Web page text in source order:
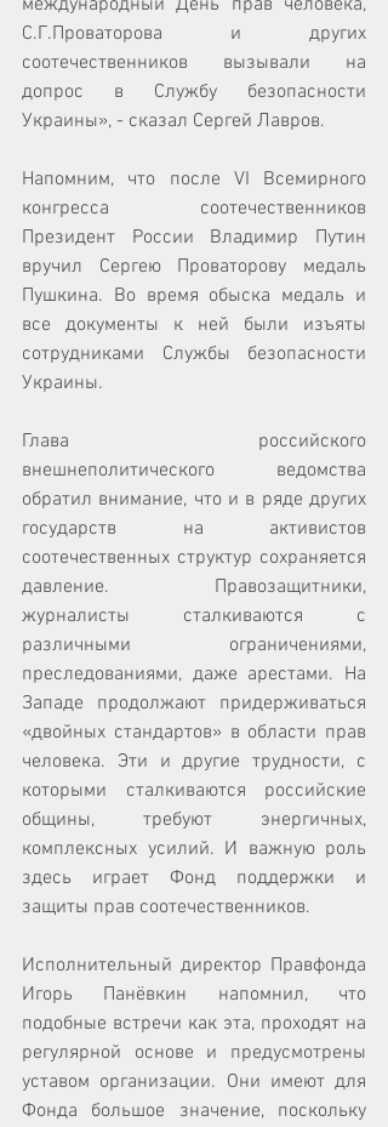
международный День прав человека,
С.Г.Проваторова и других
соотечественников вызывали на
допрос в Службу безопасности
Украины», - сказал Сергей Лавров.
Напомним, что после VI Всемирного
конгресса соотечественников
Президент России Владимир Путин
вручил Сергею Проваторову медаль
Пушкина. Во время обыска медаль и
все документы к ней были изъяты
сотрудниками Службы безопасности
Украины.
Глава российского
внешнеполитического ведомства
обратил внимание, что и в ряде других
государств на активистов
соотечественных структур сохраняется
давление. Правозащитники,
журналисты сталкиваются с
различными ограничениями,
преследованиями, даже арестами. На
Западе продолжают придерживаться
«двойных стандартов» в области прав
человека. Эти и другие трудности, с
которыми сталкиваются российские
общины, требуют энергичных,
комплексных усилий. И важную роль
здесь играет Фонд поддержки и
защиты прав соотечественников.
Исполнительный директор Правфонда
Игорь Панёвкин напомнил, что
подобные встречи как эта, проходят на
регулярной основе и предусмотрены
уставом организации. Они имеют для
Фонда большое значение, поскольку